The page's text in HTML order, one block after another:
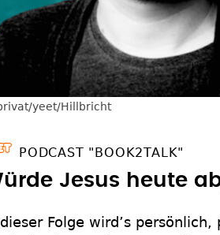
yeet/Hillbricht
PODCAST "BOOK2TALK"
Jesus heute
Folge wird’s